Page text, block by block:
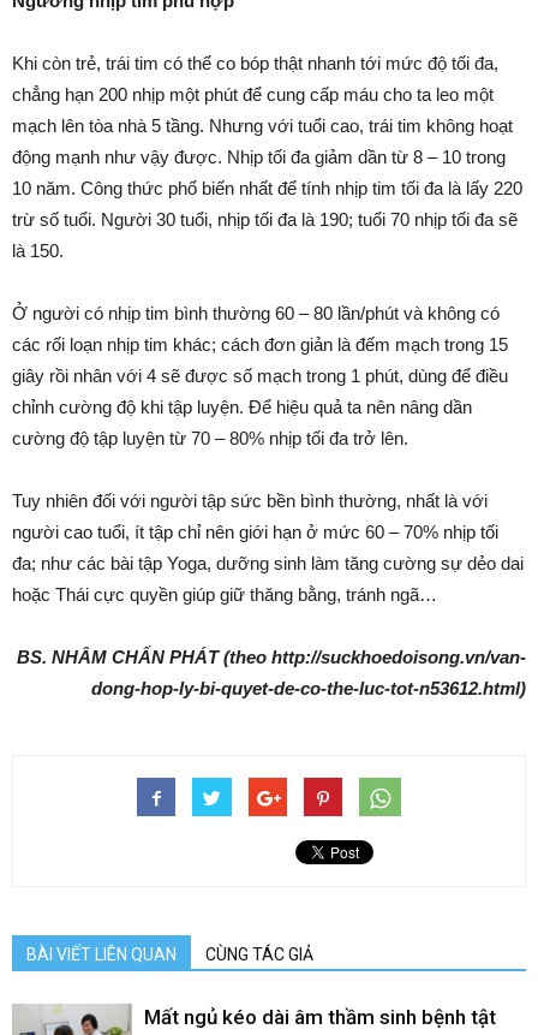
Khi còn trẻ, trái tim có thể co bóp thật nhanh tới mức độ tối đa,
chẳng hạn 200 nhịp một phút để cung cấp máu cho ta leo một
mạch lên tòa nhà 5 tầng. Nhưng với tuổi cao, trái tim không hoạt
động mạnh như vậy được. Nhịp tối đa giảm dần từ 8 – 10 trong
10 năm. Công thức phổ biến nhất để tính nhịp tim tối đa là lấy 220
trừ số tuổi. Người 30 tuổi, nhịp tối đa là 190; tuổi 70 nhịp tối đa sẽ
là 150.
Ở người có nhịp tim bình thường 60 – 80 lần/phút và không có
các rối loạn nhịp tim khác; cách đơn giản là đếm mạch trong 15
giây rồi nhân với 4 sẽ được số mạch trong 1 phút, dùng để điều
chỉnh cường độ khi tập luyện. Để hiệu quả ta nên nâng dần
cường độ tập luyện từ 70 – 80% nhịp tối đa trở lên.
Tuy nhiên đối với người tập sức bền bình thường, nhất là với
người cao tuổi, ít tập chỉ nên giới hạn ở mức 60 – 70% nhịp tối
đa; như các bài tập Yoga, dưỡng sinh làm tăng cường sự dẻo dai
hoặc Thái cực quyền giúp giữ thăng bằng, tránh ngã…
BS. NHÂM CHẤN PHÁT (theo http://suckhoedoisong.vn/van-
dong-hop-ly-bi-quyet-de-co-the-luc-tot-n53612.html)
BÀI VIẾT LIÊN QUAN CÙNG TÁC GIẢ
Mất ngủ kéo dài âm thầm sinh bệnh tật